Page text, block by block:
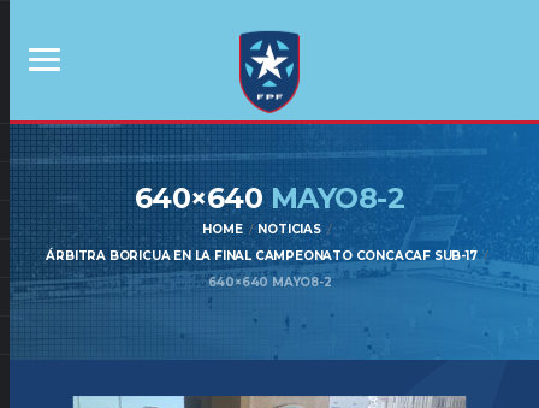
640×640 MAYO8-2
HOME
NOTICIAS
ÁRBITRA BORICUA EN LA FINAL CAMPEONATO CONCACAF SUB-17
640×640 MAYO8-2